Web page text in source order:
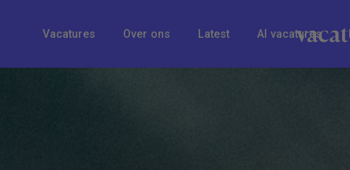
Vacatures Over ons Latest AI vacatures